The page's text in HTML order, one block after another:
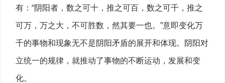
有：“阴阳者，数之可十，推之可百，数之可千，推之
可万，万之大，不可胜数，然其要一也。”意即变化万
千的事物和现象无不是阴阳矛盾的展开和体现。阴阳对
立统一的规律，就推动了事物的不断运动，发展和变
化。